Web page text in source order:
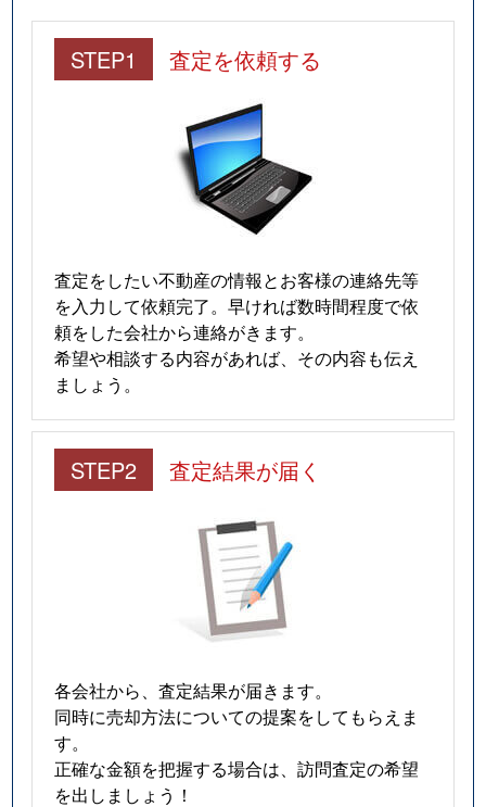
STEP1 査定を依頼する
査定をしたい不動産の情報とお客様の連絡先等
を入力して依頼完了。早ければ数時間程度で依
頼をした会社から連絡がきます。
希望や相談する内容があれば、その内容も伝え
ましょう。
STEP2 査定結果が届く
各会社から、査定結果が届きます。
同時に売却方法についての提案をしてもらえま
す。
正確な金額を把握する場合は、訪問査定の希望
を出しましょう！